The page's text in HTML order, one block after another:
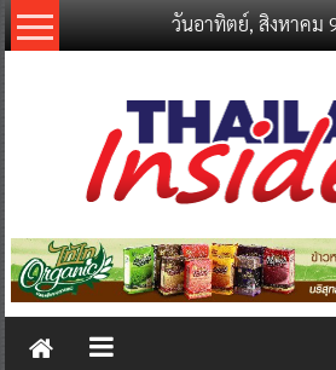
Skip
to
วันอาทิตย์, สิงหาคม
Thailand
New